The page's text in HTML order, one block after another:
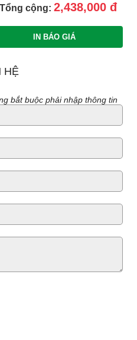
Tổng cộng: 2,438,000 đ
HỆ
bắt buộc phải nhập thông tin